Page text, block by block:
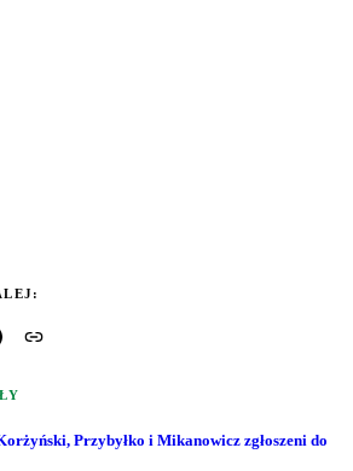
Przybyłko i Mikanowicz zgłoszeni do